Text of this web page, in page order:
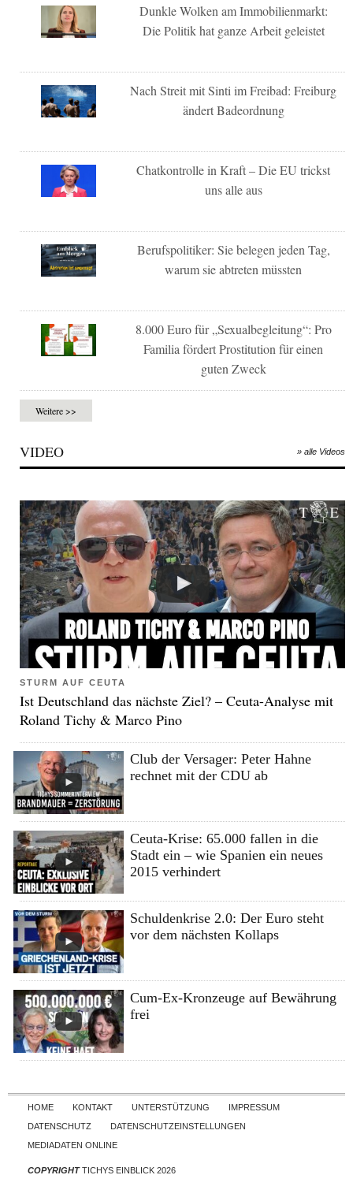
Dunkle Wolken am Immobilienmarkt:
Die Politik hat ganze Arbeit geleistet
Nach Streit mit Sinti im Freibad: Freiburg
ändert Badeordnung
Chatkontrolle in Kraft – Die EU trickst
uns alle aus
Berufspolitiker: Sie belegen jeden Tag,
warum sie abtreten müssten
8.000 Euro für „Sexualbegleitung“: Pro
Familia fördert Prostitution für einen
guten Zweck
Weitere >>
VIDEO » alle Videos
STURM AUF CEUTA
Ist Deutschland das nächste Ziel? – Ceuta-Analyse mit
Roland Tichy & Marco Pino
Club der Versager: Peter Hahne
rechnet mit der CDU ab
Ceuta-Krise: 65.000 fallen in die
Stadt ein – wie Spanien ein neues
2015 verhindert
Schuldenkrise 2.0: Der Euro steht
vor dem nächsten Kollaps
Cum-Ex-Kronzeuge auf Bewährung
frei
Skip to content
HOME KONTAKT UNTERSTÜTZUNG
IMPRESSUM
DATENSCHUTZ
DATENSCHUTZEINSTELLUNGEN
MEDIADATEN ONLINE
COPYRIGHTTICHYS EINBLICK 2026